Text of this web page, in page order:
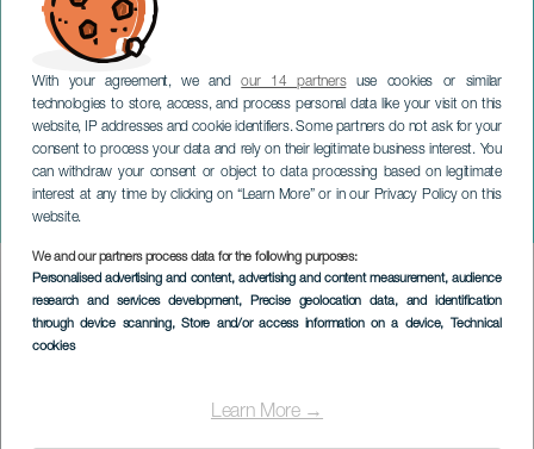
With your agreement, we andour 14 partnersuse cookies or similar
technologies to store, access, and process personal data like your visit on this
website, IP addresses and cookie identifiers. Some partners do not ask for your
consent to process your data and rely on their legitimate business interest. You
can withdraw your consent or object to data processing based on legitimate
interest at any time by clicking on “Learn More” or in our Privacy Policy on this
website.
We and our partners process data for the following purposes:
Personalised advertising and content, advertising and content measurement, audience
research and services development, Precise geolocation data, and identification
through device scanning, Store and/or access information on a device, Technical
cookies
Learn More →
Фильтр
ТЕНЕРИФЕ
Imagen
Listado